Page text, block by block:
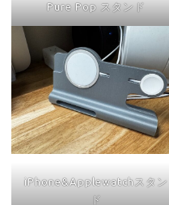
Pure Pop スタンド
iPhone&Applewatchスタン
ド